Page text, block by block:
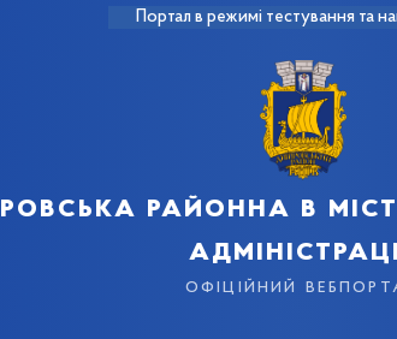
Портал в режимі тестування та
районна в
офіційний